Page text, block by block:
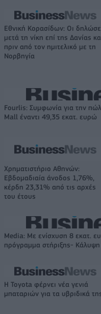
Εθνική Κορασίδων: Οι
μετά τη νίκη επί της Δανίας
πριν από τον ημιτελικό με τη
Νορβηγία
Fourlis: Συμφωνία για την
Mall έναντι 49,35 εκατ. ευρώ
Χρηματιστήριο Αθηνών:
Εβδομαδιαία άνοδος 1,76%,
κέρδη 23,31% από τις αρχές
του έτους
Media: Με ενίσχυση 8 εκατ.
πρόγραμμα στήριξης-
Η Toyota φέρνει νέα γενιά
μπαταριών για τα υβριδικά